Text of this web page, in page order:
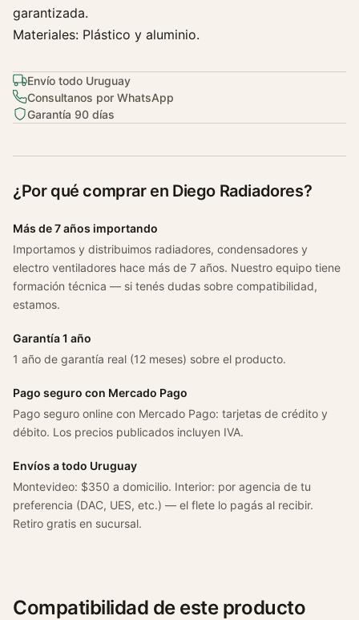
n
T
u
a
n
T
f
2
9
/
0
1
4
a
n
t
i
garantizada.
Materiales: Plástico y aluminio.
Envío todo Uruguay
Consultanos por WhatsApp
Garantía 90 días
¿Por qué comprar en Diego Radiadores?
Más de 7 años importando
Importamos y distribuimos radiadores, condensadores y
electro ventiladores hace más de 7 años. Nuestro equipo tiene
formación técnica — si tenés dudas sobre compatibilidad,
estamos.
Garantía 1 año
1 año de garantía real (12 meses) sobre el producto.
Pago seguro con Mercado Pago
Pago seguro online con Mercado Pago: tarjetas de crédito y
débito. Los precios publicados incluyen IVA.
Envíos a todo Uruguay
Montevideo: $350 a domicilio. Interior: por agencia de tu
preferencia (DAC, UES, etc.) — el flete lo pagás al recibir.
Retiro gratis en sucursal.
Compatibilidad de este producto